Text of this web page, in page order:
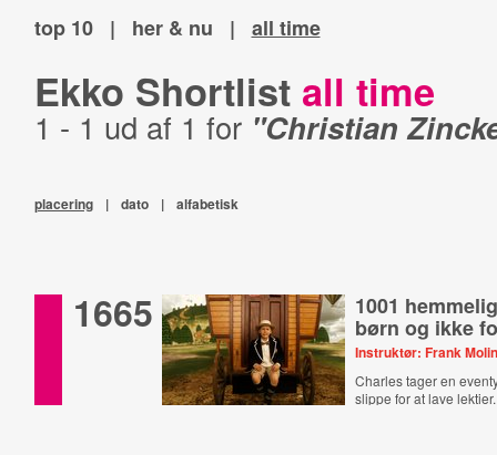
top 10 | her & nu | all time
Ekko Shortlist all time
1 - 1 ud af 1 for "Christian
placering | dato | alfabetisk
1665 1001
børn og ikke
Instruktør: Frank
Charles tager en
slippe for at lave lektier.